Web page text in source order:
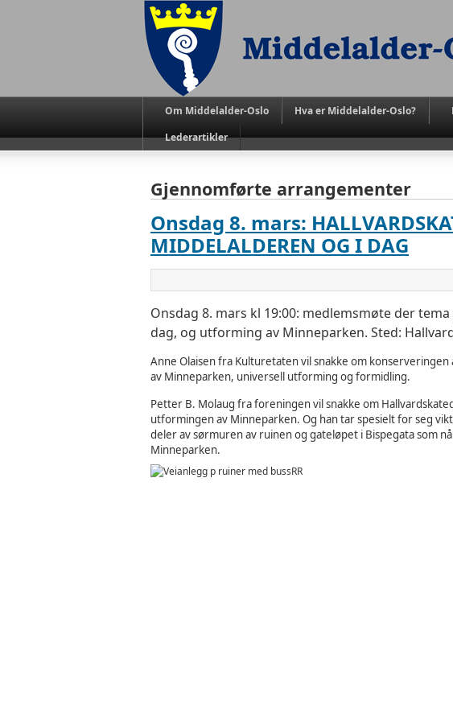
Om Middelalder-Oslo Hva er Middelalder-Oslo?
Lederartikler
Gjennomførte arrangementer
Onsdag 8. mars:
MIDDELALDEREN OG I DAG
Onsdag 8. mars kl 19:00: medlemsmøte der
dag, og utforming av Minneparken. Sted:
Anne Olaisen fra Kulturetaten vil snakke om
av Minneparken, universell utforming og formidling.
Petter B. Molaug fra foreningen vil snakke om
utformingen av Minneparken. Og han tar spesielt for seg
deler av sørmuren av ruinen og gateløpet i Bispegata som
Minneparken.